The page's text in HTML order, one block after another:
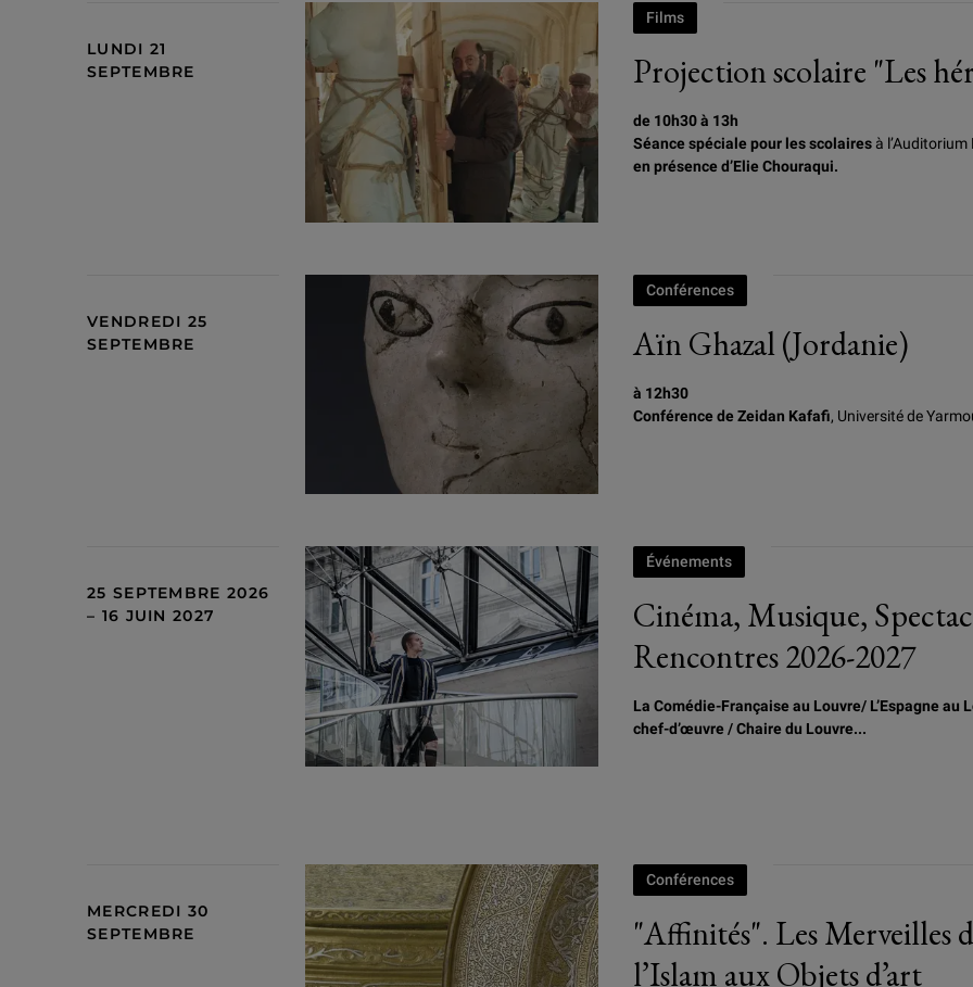
LUNDI 21
SEPTEMBRE
Projection scolaire "Les
Films
de 10h30 à 13h
Séance spéciale pour les scolaires à
en présence d’Elie Chouraqui.
VENDREDI 25
SEPTEMBRE
Aïn Ghazal (Jordanie)
Conférences
à 12h30
Conférence de Zeidan Kafafi, Université de
25 SEPTEMBRE 2026
– 16 JUIN 2027
Cinéma, Musique,
Rencontres 2026-2027
Événements
La Comédie-Française au Louvre/ L’Espagne au
chef-d’œuvre / Chaire du Louvre...
MERCREDI 30
SEPTEMBRE
"Affinités". Les Merveilles
l’Islam aux Objets d’art
Conférences